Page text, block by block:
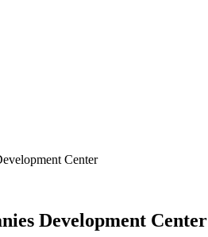
Center
Development Center